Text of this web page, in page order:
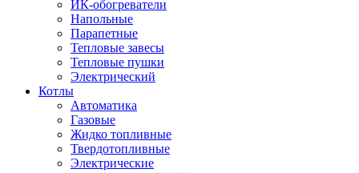
ИК-обогреватели
Напольные
Парапетные
Тепловые завесы
Тепловые пушки
Электрический
Котлы
Автоматика
Газовые
Жидко топливные
Твердотопливные
Электрические